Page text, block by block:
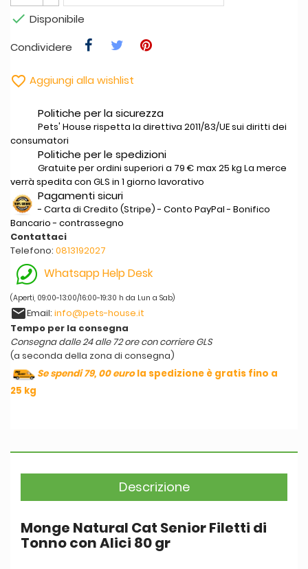
 Disponibile
Condividere
 Aggiungi alla wishlist
Politiche per la sicurezza
Pets' House rispetta la direttiva 2011/83/UE sui diritti dei
consumatori
Politiche per le spedizioni
Gratuite per ordini superiori a 79 € max 25 kg La merce
verrà spedita con GLS in 1 giorno lavorativo
Pagamenti sicuri
- Carta di Credito (Stripe) - Conto PayPal - Bonifico
Bancario - contrassegno
Contattaci
Telefono: 0813192027
Whatsapp Help Desk
(Aperti, 09:00-13:00/16:00-19:30 h da Lun a Sab)
emailEmail: info@pets-house.it
Tempo per la consegna
Consegna dalle 24 alle 72 ore con corriere GLS
(a seconda della zona di consegna)
Se spendi 79, 00 eurola spedizione è gratis fino a
25 kg
Descrizione
Monge Natural Cat Senior Filetti di
Tonno con Alici 80 gr